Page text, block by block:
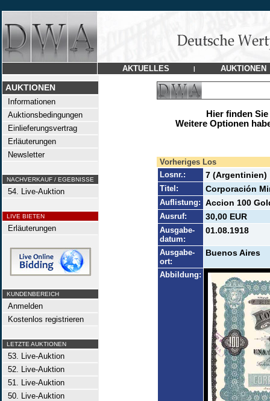
AKTUELLES | AUKTIONEN
AUKTIONEN
Informationen
Auktionsbedingungen
Einlieferungsvertrag
Erläuterungen
Newsletter
NACHVERKAUF / EGEBNISSE
54. Live-Auktion
LIVE BIETEN
Erläuterungen
KUNDENBEREICH
Anmelden
Kostenlos registrieren
LETZTE AUKTIONEN
53. Live-Auktion
52. Live-Auktion
51. Live-Auktion
50. Live-Auktion
Hier finden
Weitere Optionen
Vorheriges Los
Losnr.:
7 (Argentinien)
Titel: Corporación
Auflistung: Accion 100
Ausruf: 30,00 EUR
Ausgabe-
datum:
01.08.1918
Ausgabe-
ort:
Buenos Aires
Abbildung: